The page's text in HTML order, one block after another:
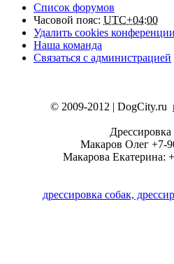
Список форумов
Часовой пояс: UTC+04:00
Удалить cookies конференции
Наша команда
Связаться с администрацией
© 2009-2012 | DogCity.ru
Дрессировка
Макаров Олег +7-
Макарова Екатерина:
дрессировка собак,